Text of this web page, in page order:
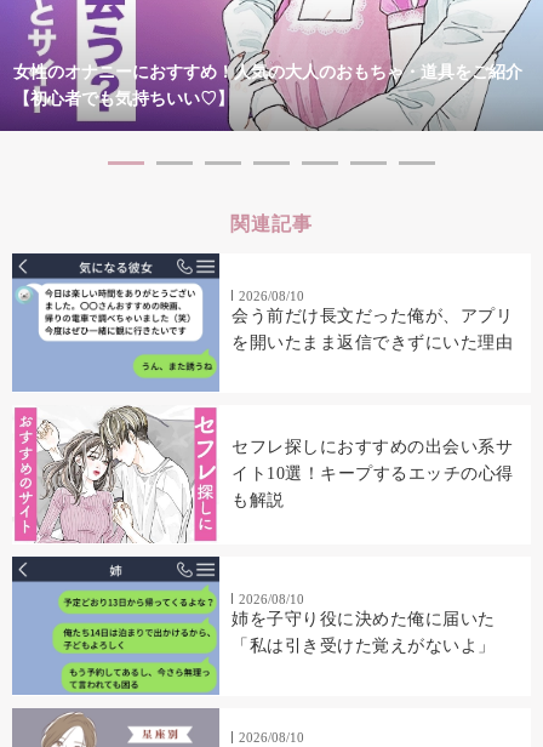
女性のオナニーにおすすめ！人気の大人のおもちゃ・道具をご紹介
【初心者でも気持ちいい♡】
関連記事
2026/08/10
会う前だけ長文だった俺が、アプリ
を開いたまま返信できずにいた理由
セフレ探しにおすすめの出会い系サ
イト10選！キープするエッチの心得
も解説
2026/08/10
姉を子守り役に決めた俺に届いた
「私は引き受けた覚えがないよ」
2026/08/10